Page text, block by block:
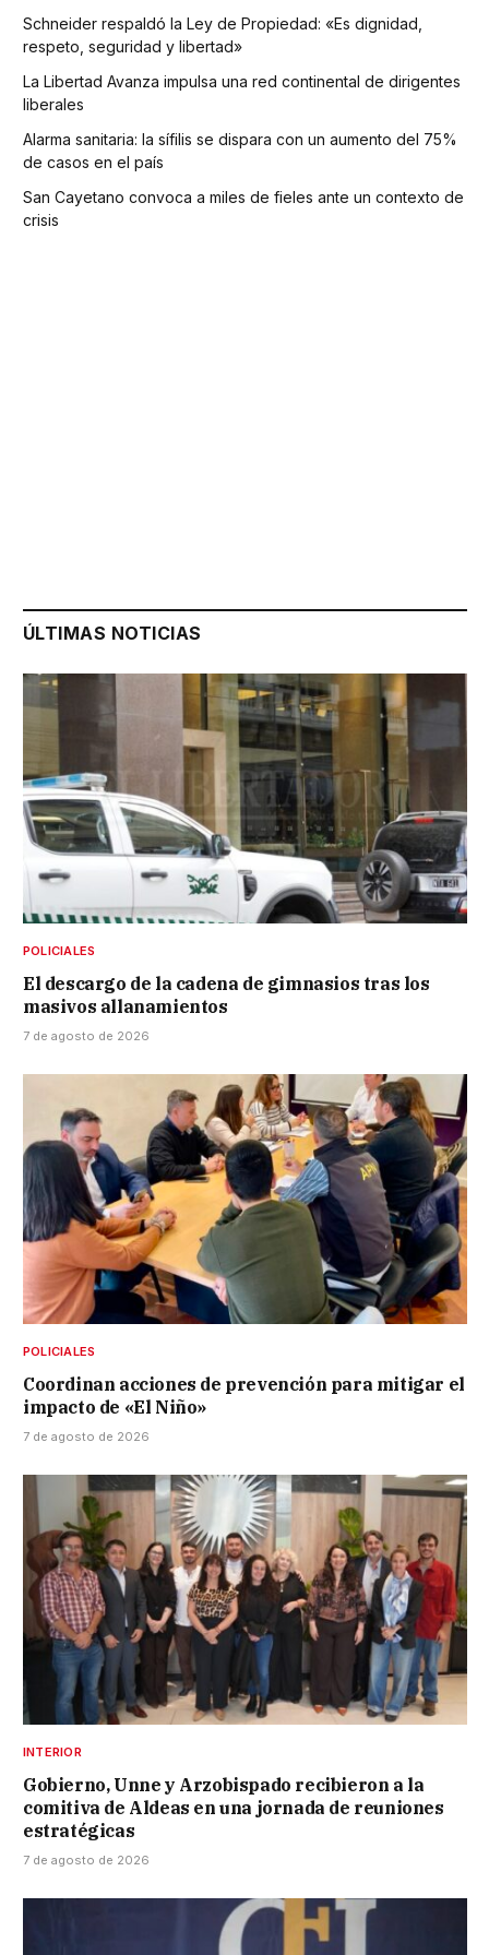
Schneider respaldó la Ley de Propiedad: «Es dignidad,
respeto, seguridad y libertad»
La Libertad Avanza impulsa una red continental de dirigentes
liberales
Alarma sanitaria: la sífilis se dispara con un aumento del 75%
de casos en el país
San Cayetano convoca a miles de fieles ante un contexto de
crisis
ÚLTIMAS NOTICIAS
POLICIALES
El descargo de la cadena de gimnasios tras los
masivos allanamientos
7 de agosto de 2026
POLICIALES
Coordinan acciones de prevención para mitigar el
impacto de «El Niño»
7 de agosto de 2026
INTERIOR
Gobierno, Unne y Arzobispado recibieron a la
comitiva de Aldeas en una jornada de reuniones
estratégicas
7 de agosto de 2026